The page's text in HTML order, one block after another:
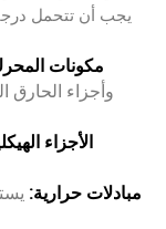
يجب أن تتحمل
مكونات
وأجزاء الحارق
الأجزاء
مبادلات حرارية: